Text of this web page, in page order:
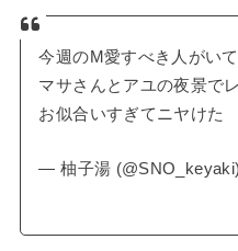
今週のM愛すべき人がい
マサさんとアユの夜景で
お似合いすぎてニヤけた
— 柚子湯 (@SNO_keyaki)